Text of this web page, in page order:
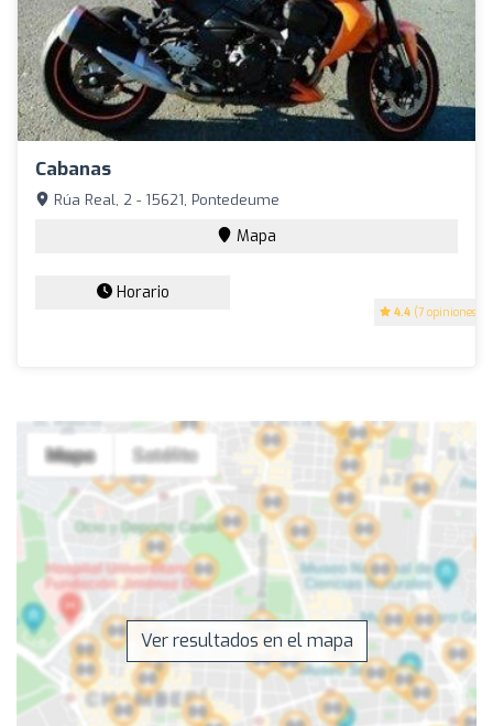
Cabanas
4.4 (7 opiniones)
Rúa Real, 2 - 15621, Pontedeume
Mapa
Horario
Ver resultados en el mapa